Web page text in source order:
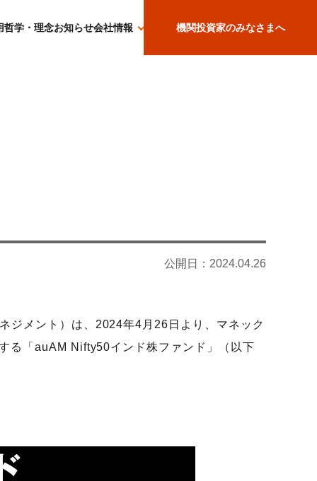
哲学・理念お知らせ会社情報 機関投資家のみなさまへ
公開日： 2024.04.26
メント）は、2024年4月26日より、マネック
る「auAM Nifty50インド株ファンド」（以下